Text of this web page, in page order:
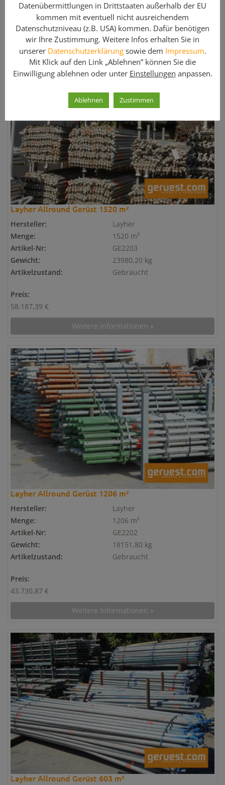
Preis:
17.714,07 €
Weitere Informationen »
Layher Allround Gerüst 1520 m²
Hersteller:
Layher
Menge:
1520 m²
Artikel-Nr:
GE2203
Gewicht:
23980,20 kg
Artikelzustand:
Gebraucht
Preis:
58.187,39 €
Weitere Informationen »
Layher Allround Gerüst 1206 m²
Hersteller:
Layher
Menge:
1206 m²
Artikel-Nr:
GE2202
Gewicht:
18151,80 kg
Artikelzustand:
Gebraucht
Preis:
43.730,87 €
Weitere Informationen »
Layher Allround Gerüst 603 m²
Datenübermittlungen in Drittstaaten außerhalb der EU
kommen mit eventuell nicht ausreichendem
Datenschutzniveau (z.B. USA) kommen. Dafür benötigen
wir Ihre Zustimmung. Weitere Infos erhalten Sie in
unserer Datenschutzerklärungsowie dem Impressum.
Mit Klick auf den Link „Ablehnen” können Sie die
Einwilligung ablehnen oder unter Einstellungen anpassen.
Ablehnen Zustimmen